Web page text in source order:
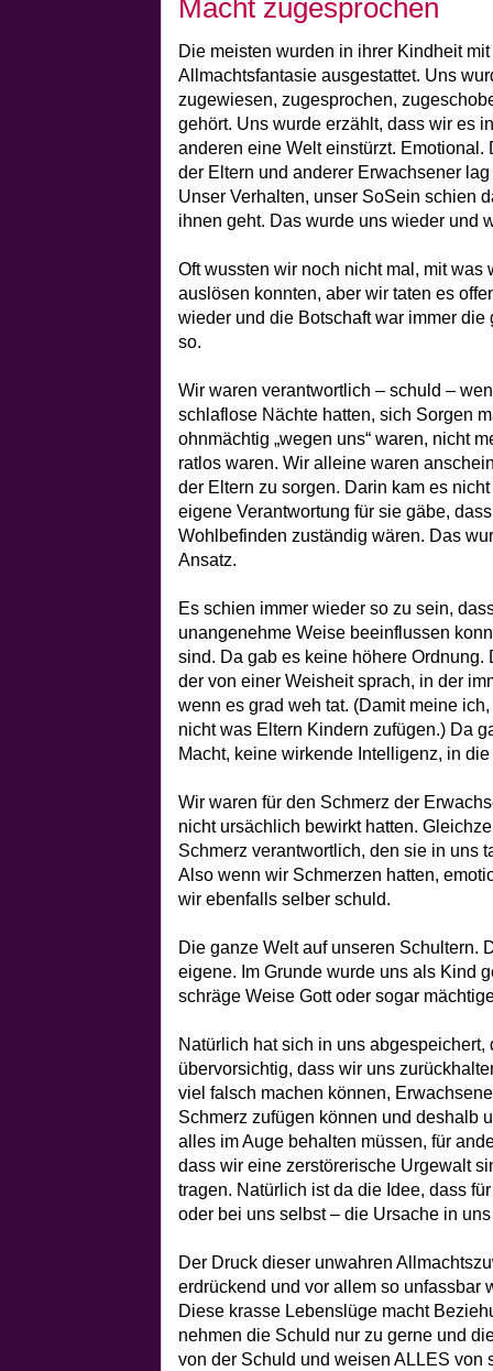
Macht zugesprochen
Die meisten wurden in ihrer Kindheit
Allmachtsfantasie ausgestattet. Uns
zugewiesen, zugesprochen,
gehört. Uns wurde erzählt, dass wir es
anderen eine Welt einstürzt.
der Eltern und anderer Erwachsener
Unser Verhalten, unser SoSein schien
ihnen geht. Das wurde uns wieder und
Oft wussten wir noch nicht mal, mit was
auslösen konnten, aber wir taten es
wieder und die Botschaft war immer
so.
Wir waren verantwortlich – schuld –
schlaflose Nächte hatten, sich Sorgen
ohnmächtig „wegen uns“ waren, nicht
ratlos waren. Wir alleine waren
der Eltern zu sorgen. Darin kam es
eigene Verantwortung für sie gäbe,
Wohlbefinden zuständig wären. Das
Ansatz.
Es schien immer wieder so zu sein,
unangenehme Weise beeinflussen
sind. Da gab es keine höhere
der von einer Weisheit sprach, in der
wenn es grad weh tat. (Damit meine
nicht was Eltern Kindern zufügen.) Da
Macht, keine wirkende Intelligenz, in
Wir waren für den Schmerz der
nicht ursächlich bewirkt hatten.
Schmerz verantwortlich, den sie in uns
Also wenn wir Schmerzen hatten,
wir ebenfalls selber schuld.
Die ganze Welt auf unseren Schultern.
eigene. Im Grunde wurde uns als Kind
schräge Weise Gott oder sogar
Natürlich hat sich in uns
übervorsichtig, dass wir uns
viel falsch machen können,
Schmerz zufügen können und deshalb
alles im Auge behalten müssen, für
dass wir eine zerstörerische Urgewalt
tragen. Natürlich ist da die Idee, dass
oder bei uns selbst – die Ursache in
Der Druck dieser unwahren
erdrückend und vor allem so unfassbar
Diese krasse Lebenslüge macht
nehmen die Schuld nur zu gerne und
von der Schuld und weisen ALLES von